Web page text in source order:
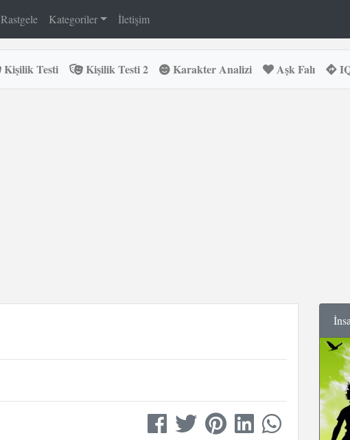
Rastgele Kategoriler İletişim
Kişilik Testi Kişilik Testi 2 Karakter Analizi Aşk Falı